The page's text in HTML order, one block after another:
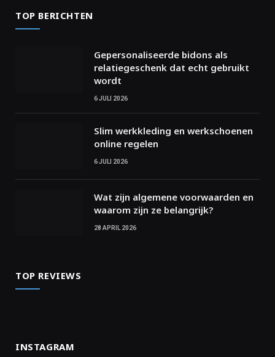
TOP BERICHTEN
Gepersonaliseerde bidons als
relatiegeschenk dat echt gebruikt
wordt
6 JULI 2026
Slim werkkleding en werkschoenen
online regelen
6 JULI 2026
Wat zijn algemene voorwaarden en
waarom zijn ze belangrijk?
28 APRIL 2026
TOP REVIEWS
INSTAGRAM